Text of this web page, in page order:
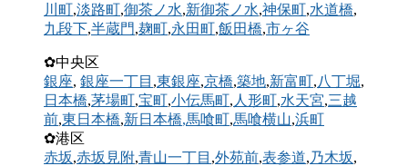
川町,淡路町,御茶ノ水,新御茶ノ水,神保町,水道橋,
九段下,半蔵門,麹町,永田町,飯田橋,市ヶ谷
✿中央区
銀座, 銀座一丁目 ,東銀座,京橋,築地,新富町,八丁堀,
日本橋,茅場町,宝町,小伝馬町, 人形町,水天宮,三越
前,東日本橋,新日本橋,馬喰町,馬喰横山,浜町
✿港区
赤坂,赤坂見附,青山一丁目 ,外苑前,表参道,乃木坂,